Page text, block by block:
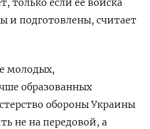
только если ее войска
и подготовлены, считает
молодых,
образованных
обороны Украины
не на передовой, а